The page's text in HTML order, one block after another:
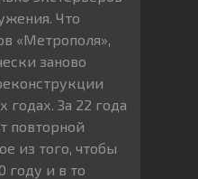
Что
«Метрополя»,
заново
годах. За 22 года
повторной
из того, чтобы
году и в то